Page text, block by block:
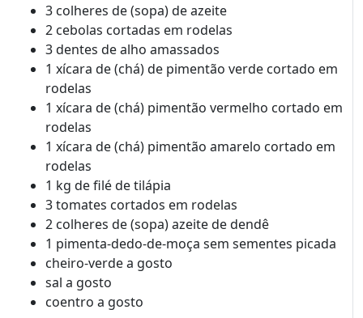
3 colheres de (sopa) de azeite
2 cebolas cortadas em rodelas
3 dentes de alho amassados
1 xícara de (chá) de pimentão verde cortado em
rodelas
1 xícara de (chá) pimentão vermelho cortado em
rodelas
1 xícara de (chá) pimentão amarelo cortado em
rodelas
1 kg de filé de tilápia
3 tomates cortados em rodelas
2 colheres de (sopa) azeite de dendê
1 pimenta-dedo-de-moça sem sementes picada
cheiro-verde a gosto
sal a gosto
coentro a gosto